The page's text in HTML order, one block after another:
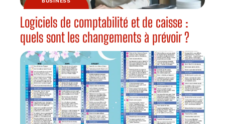
Logiciels de comptabilité et de caisse :
quels sont les changements à prévoir ?